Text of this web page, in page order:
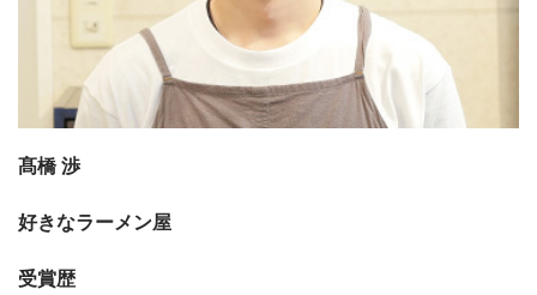
髙橋 渉
好きなラーメン屋
受賞歴